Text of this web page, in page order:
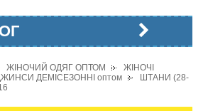
ЖІНОЧИЙ ОДЯГ ОПТОМ
ЖІНОЧІ
ДЕМІСЕЗОННІ оптом
ШТАНИ (28-